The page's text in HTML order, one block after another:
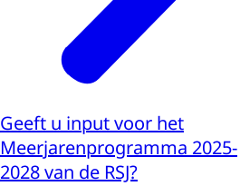
Geeft u input voor het
Meerjarenprogramma 2025-
2028 van de RSJ?